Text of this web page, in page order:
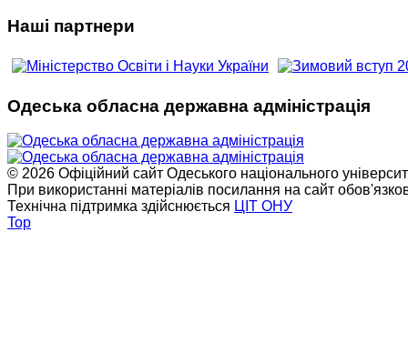
Наші партнери
Одеська обласна державна адміністрація
© 2026 Офіційний сайт Одеського національного
При використанні матеріалів посилання на сайт
Технічна підтримка здійснюється ЦІТ ОНУ
Top